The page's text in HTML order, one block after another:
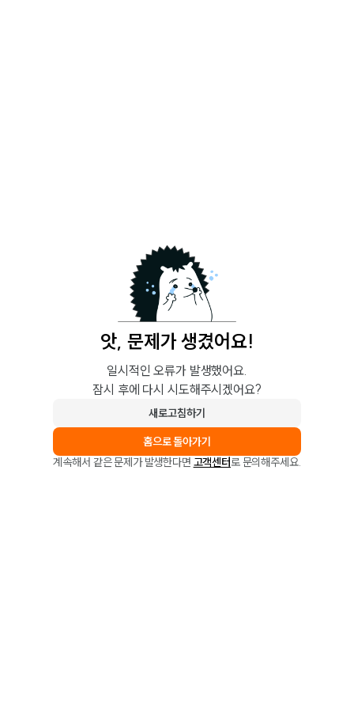
앗, 문제가 생겼어요!
일시적인 오류가 발생했어요.
잠시 후에 다시 시도해주시겠어요?
새로고침하기
홈으로 돌아가기
계속해서 같은 문제가 발생한다면 고객센터로 문의해주세요.